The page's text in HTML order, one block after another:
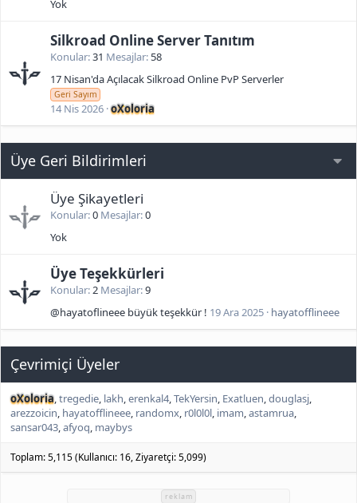
Yok
Silkroad Online Server Tanıtım
Konular 31 Mesajlar 58
17 Nisan'da Açılacak Silkroad Online PvP Serverler
Geri Sayım
14 Nis 2026 oXoloria
Üye Geri Bildirimleri
Üye Şikayetleri
Konular 0 Mesajlar 0
Yok
Üye Teşekkürleri
Konular 2 Mesajlar 9
@hayatoflineee büyük teşekkür ! 19 Ara 2025 hayatofflineee
Çevrimiçi Üyeler
oXoloria tregedie lakh erenkal4 TekYersin Exatluen douglasj
arezzoicin hayatofflineee randomx r0l0l0l imam astamrua
sansar043 afyoq maybys
Toplam: 5,115 (Kullanıcı: 16, Ziyaretçi: 5,099)
reklam